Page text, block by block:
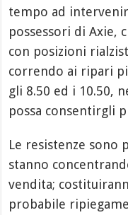
tempo ad
possessori di Axie,
con posizioni
correndo ai ripari
gli 8.50 ed i 10.50,
possa consentirgli
Le resistenze sono
stanno
vendita;
probabile